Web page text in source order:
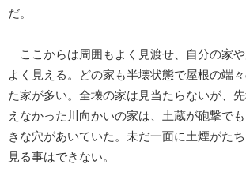
だ。
ここからは周囲もよく見渡せ、自分の家
よく見える。どの家も半壊状態で屋根の端
た家が多い。全壊の家は見当たらないが、
えなかった川向かいの家は、土蔵が砲撃で
きな穴があいていた。未だ一面に土煙がた
見る事はできない。